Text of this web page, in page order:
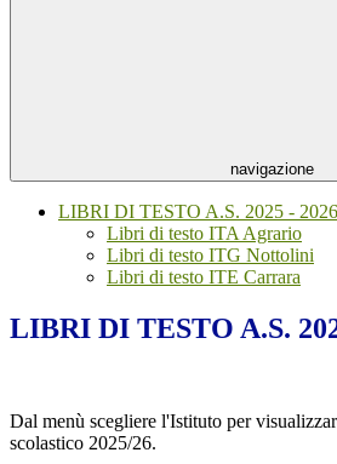
navigazione
LIBRI DI TESTO A.S. 2025 - 2026
Libri di testo ITA Agrario
Libri di testo ITG Nottolini
Libri di testo ITE Carrara
LIBRI DI TESTO A.S.
Dal menù scegliere l'Istituto per
scolastico 2025/26.